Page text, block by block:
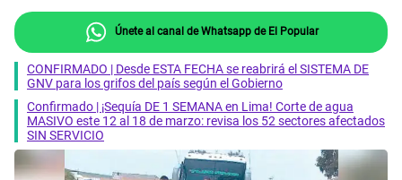
Únete al canal de Whatsapp de El Popular
CONFIRMADO | Desde ESTA FECHA se reabrirá el SISTEMA DE
GNV para los grifos del país según el Gobierno
Confirmado | ¡Sequía DE 1 SEMANA en Lima! Corte de agua
MASIVO este 12 al 18 de marzo: revisa los 52 sectores afectados
SIN SERVICIO